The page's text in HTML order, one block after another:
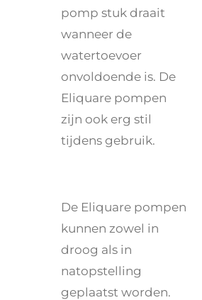
pomp stuk draait
wanneer de
watertoevoer
onvoldoende is. De
Eliquare pompen
zijn ook erg stil
tijdens gebruik.
De Eliquare pompen
kunnen zowel in
droog als in
natopstelling
geplaatst worden.